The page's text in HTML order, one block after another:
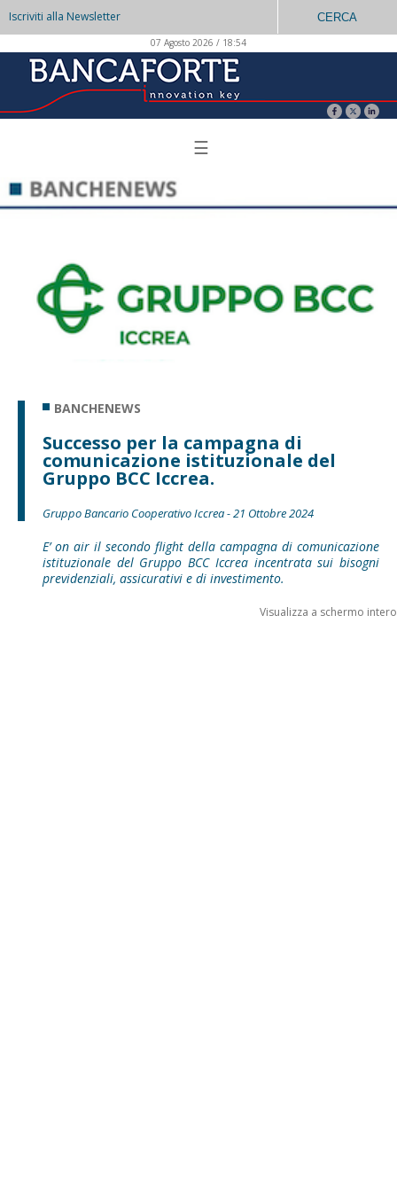
Iscriviti alla Newsletter CERCA
07 Agosto 2026 / 18:54
☰
BANCHENEWS
Successo per la campagna di
comunicazione istituzionale del
Gruppo BCC Iccrea.
Gruppo Bancario Cooperativo Iccrea - 21 Ottobre 2024
E’ on air il secondo flight della campagna di comunicazione
istituzionale del Gruppo BCC Iccrea incentrata sui bisogni
previdenziali, assicurativi e di investimento.
Visualizza a schermo intero